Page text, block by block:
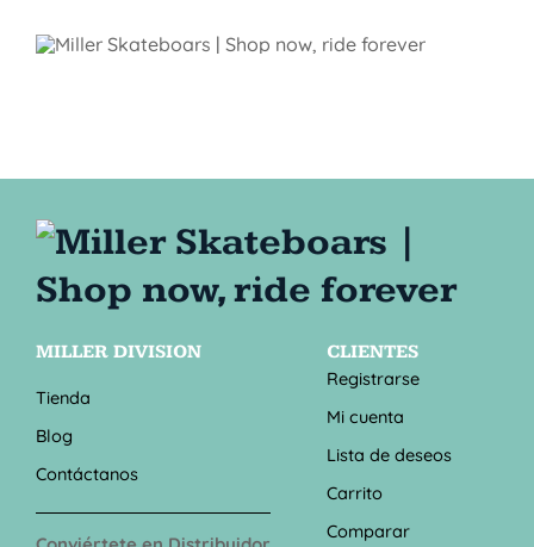
MILLER DIVISION
Tienda
Blog
Contáctanos
CLIENTES
Registrarse
Mi cuenta
Lista de deseos
Carrito
Comparar